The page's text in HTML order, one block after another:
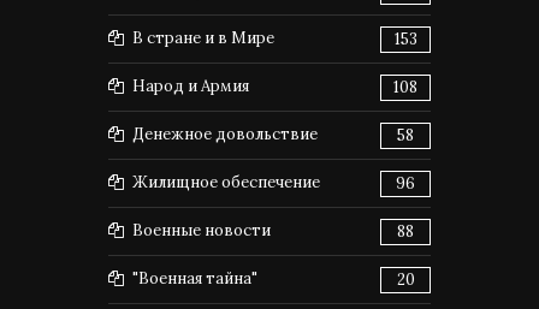
В стране и в Мире 153
Народ и Армия 108
Денежное довольствие 58
Жилищное обеспечение 96
Военные новости 88
"Военная тайна" 20